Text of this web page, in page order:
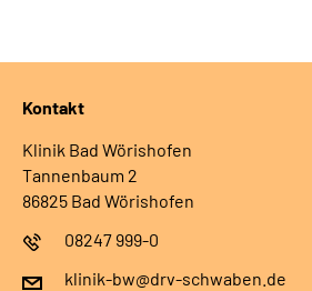
Kontakt
Klinik Bad Wörishofen
Tannenbaum 2
86825 Bad Wörishofen
08247 999-0
klinik-bw@drv-schwaben.de